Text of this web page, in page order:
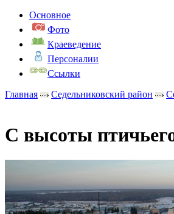
Основное
Фото
Краеведение
Персоналии
Ссылки
Главная
Седельниковский район
С высоты